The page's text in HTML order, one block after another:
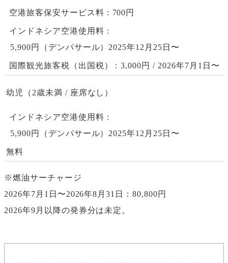
空港旅客保安サービス料 700円
インドネシア空港使用料
5,900円（デンパサール）2025年12月25日〜
国際観光旅客税（出国税） 3,000円 / 2026年7月1日〜
幼児（2歳未満 / 座席なし）
インドネシア空港使用料
5,900円（デンパサール）2025年12月25日〜
無料
※燃油サーチャージ
2026年7月1日〜2026年8月31日：80,800円
2026年9月以降の発券分は未定。